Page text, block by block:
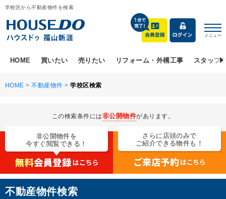
学校区から不動産物件を検索
メニュー
HOME 買いたい 売りたい リフォーム・外構工事 スタッフ
HOME >不動産物件 >学校区検索
この検索条件には非公開物件があります。
非公開物件を
今すぐ閲覧できる！
さらに店頭のみで
ご紹介できる物件も！
不動産物件検索